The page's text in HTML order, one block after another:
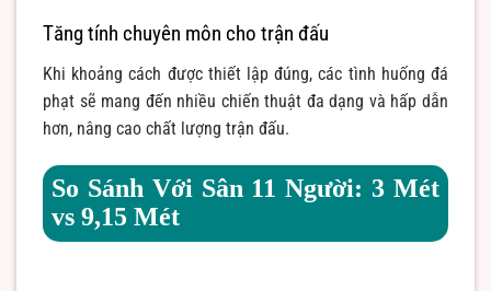
Tăng tính chuyên môn cho trận đấu
Khi khoảng cách được thiết lập đúng, các tình huống đá
phạt sẽ mang đến nhiều chiến thuật đa dạng và hấp dẫn
hơn, nâng cao chất lượng trận đấu.
So Sánh Với Sân 11 Người: 3 Mét
vs 9,15 Mét